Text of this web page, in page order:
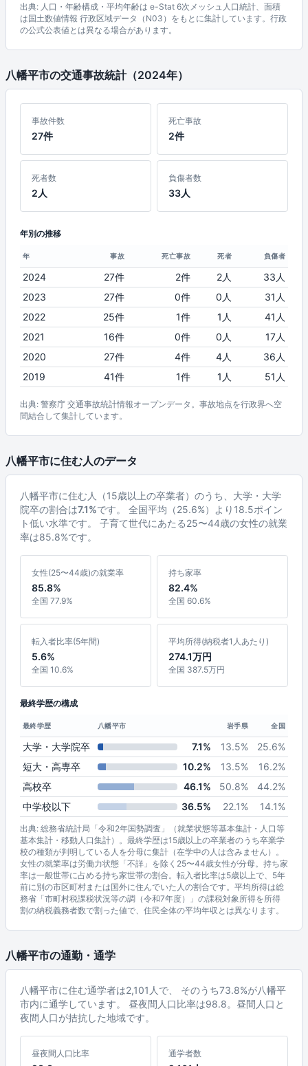
出典: 人口・年齢構成・平均年齢は e-Stat 6次メッシュ人口統計、面積
は国土数値情報 行政区域データ（N03）をもとに集計しています。行政
の公式公表値とは異なる場合があります。
八幡平市の交通事故統計（2024年）
事故件数
27件
死亡事故
2件
死者数
2人
負傷者数
33人
年別の推移
年 事故 死亡事故 死者 負傷者
2024 27件 2件 2人
33人
2023
27件 0件 0人
31人
2022
25件 1件 1人
41人
2021
16件 0件 0人
17人
2020
27件 4件 4人
36人
2019
41件 1件 1人 51人
出典: 警察庁 交通事故統計情報オープンデータ。事故地点を行政界へ空
間結合して集計しています。
八幡平市に住む人のデータ
八幡平市に住む人（15歳以上の卒業者）のうち、大学・大学
院卒の割合は7.1%です。 全国平均（25.6%）より18.5ポイン
ト低い水準です。 子育て世代にあたる25〜44歳の女性の就業
率は85.8%です。
女性(25〜44歳)の就業率
85.8%
全国 77.9%
持ち家率
82.4%
全国 60.6%
転入者比率(5年間)
5.6%
全国 10.6%
平均所得(納税者1人あたり)
274.1万円
全国 387.5万円
最終学歴の構成
最終学歴 八幡平市 岩手県 全国
大学・大学院卒 7.1% 13.5%
25.6%
短大・高専卒
10.2% 13.5%
16.2%
高校卒
46.1% 50.8%
44.2%
中学校以下
36.5% 22.1% 14.1%
出典: 総務省統計局「令和2年国勢調査」（就業状態等基本集計・人口等
基本集計・移動人口集計）。最終学歴は15歳以上の卒業者のうち卒業学
校の種類が判明している人を分母に集計（在学中の人は含みません）。
女性の就業率は労働力状態「不詳」を除く25〜44歳女性が分母。持ち家
率は一般世帯に占める持ち家世帯の割合。転入者比率は5歳以上で、5年
前に別の市区町村または国外に住んでいた人の割合です。平均所得は総
務省「市町村税課税状況等の調（令和7年度）」の課税対象所得を所得
割の納税義務者数で割った値で、住民全体の平均年収とは異なります。
八幡平市の通勤・通学
八幡平市に住む通学者は2,101人で、 そのうち73.8%が八幡平
市内に通学しています。 昼夜間人口比率は98.8。昼間人口と
夜間人口が拮抗した地域です。
昼夜間人口比率 通学者数